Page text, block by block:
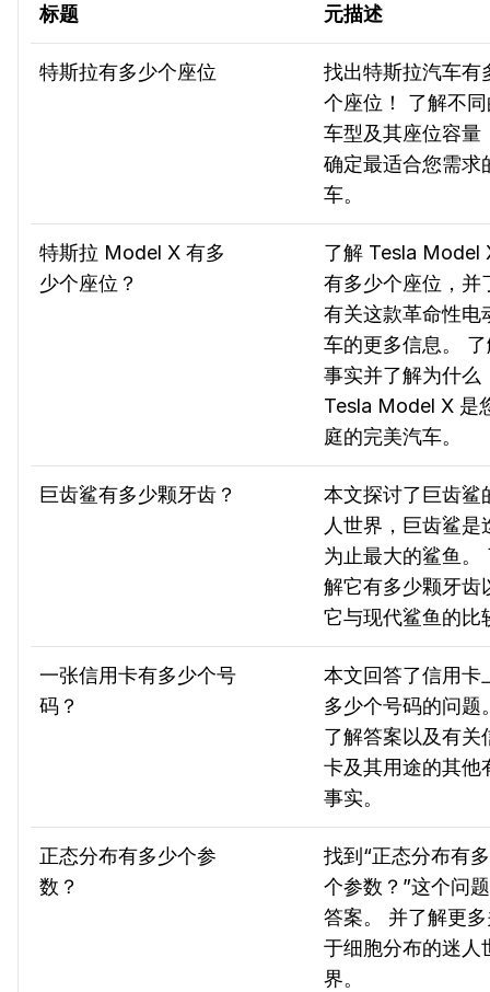
标题 元描述
特斯拉有多少个座位
找出特斯拉汽车有
个座位！ 了解不
车型及其座位容量
确定最适合您需求
车。
特斯拉 Model X 有多
少个座位？
了解 Tesla Model
有多少个座位，并
有关这款革命性电
车的更多信息。
事实并了解为什么
Tesla Model X 是
庭的完美汽车。
巨齿鲨有多少颗牙齿？
本文探讨了巨齿鲨
人世界，巨齿鲨是
为止最大的鲨鱼。
解它有多少颗牙齿
它与现代鲨鱼的比
一张信用卡有多少个号
码？
本文回答了信用卡
多少个号码的问题
了解答案以及有关
卡及其用途的其他
事实。
正态分布有多少个参
数？
找到“正态分布有
个参数？”这个问
答案。 并了解更
于细胞分布的迷人
界。